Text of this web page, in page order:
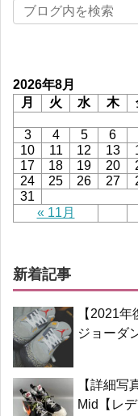
2026年8月
月
火 水 木
« 11月
3
4 5 6
10
11 12 13
17
18 19 20
24
25 26 27
31
新着記事
【2021
ジョーダ
【詳細
Mid【レ